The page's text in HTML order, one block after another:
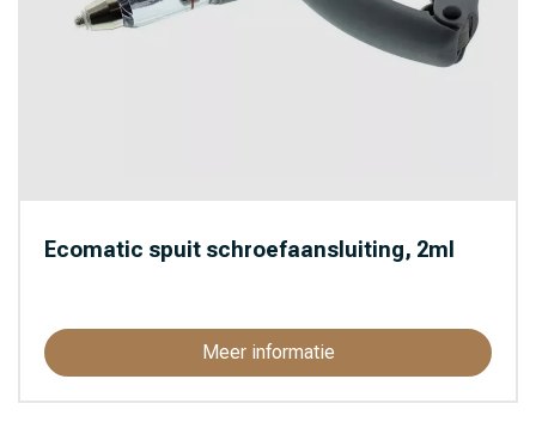
Ecomatic spuit schroefaansluiting, 2ml
Meer informatie